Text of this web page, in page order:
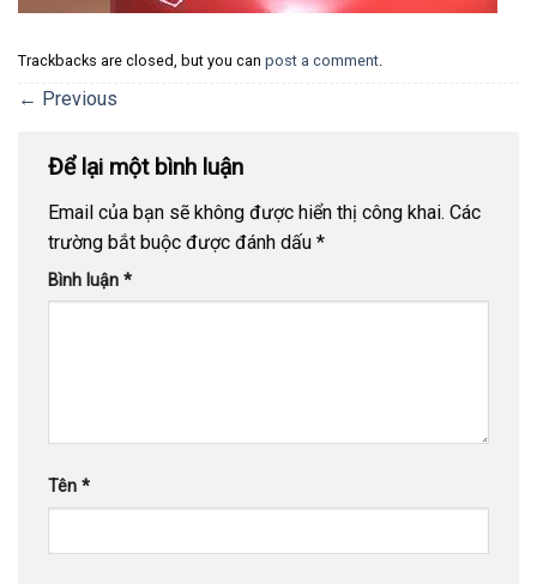
Trackbacks are closed, but you can post a comment.
← Previous
Để lại một bình luận
Email của bạn sẽ không được hiển thị công khai. Các
trường bắt buộc được đánh dấu *
Bình luận *
Tên *